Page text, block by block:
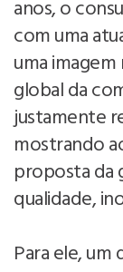
anos, o
com uma
uma
global da
justamente
mostrando
proposta da
qualidade,
Para ele,